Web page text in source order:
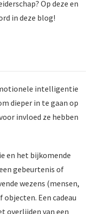
Op deze en
in deze blog!
intelligentie
dieper in te gaan op
invloed ze hebben
en het bijkomende
gebeurtenis of
wezens (mensen,
Een cadeau
overlijden van een